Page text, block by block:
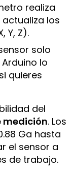
realiza
los
Y, Z).
solo
lo
quieres
del
medición. Los
Ga hasta
el sensor a
de trabajo.